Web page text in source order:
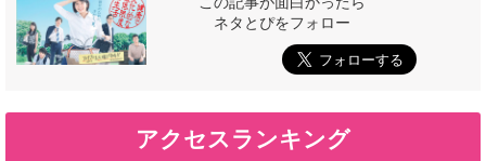
ネタとぴをフォロー
アクセスランキング